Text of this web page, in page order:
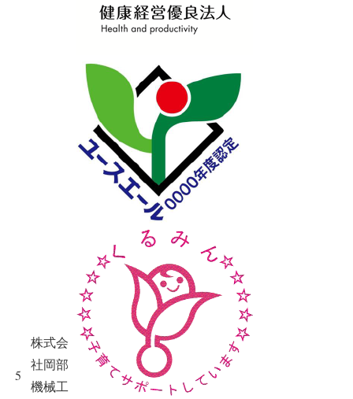
5
株式会
社岡部
機械工